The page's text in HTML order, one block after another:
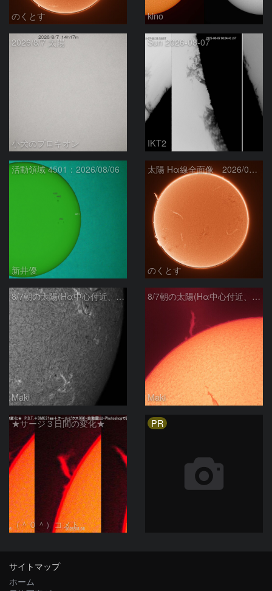
のくとす kino
2026/8/7 太陽
小犬のプロキオン
Sun 2026-08-07
IKT2
活動領域 4501：2026/08/06
新井優
太陽 Hα線全面像 2026/08/07
のくとす
8/7朝の太陽(Hα中心付近、4498、4502付近)
Maki
8/7朝の太陽(Hα中心付近、プロミネンス)
Maki
★サージ３日間の変化★
（＾０＾）コメト
PR
サイトマップ
ホーム